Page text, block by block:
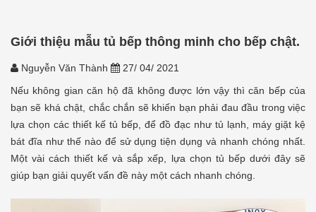
Giới thiệu mẫu tủ bếp thông minh cho bếp chật.
Nguyễn Văn Thành
27/ 04/ 2021
Nếu không gian căn hộ đã không được lớn vậy thì căn bếp của
bạn sẽ khá chật, chắc chắn sẽ khiến bạn phải đau đầu trong việc
lựa chọn các thiết kế tủ bếp, để đồ đạc như tủ lạnh, máy giặt kệ
bát đĩa như thế nào để sử dụng tiện dụng và nhanh chóng nhất.
Một vài cách thiết kế và sắp xếp, lựa chọn tủ bếp dưới đây sẽ
giúp bạn giải quyết vấn đề này một cách nhanh chóng.